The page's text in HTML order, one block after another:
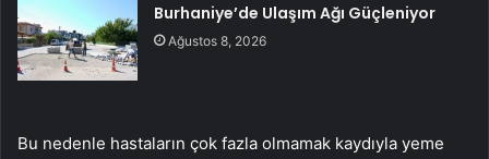
Burhaniye’de Ulaşım Ağı Güçleniyor
Ağustos 8, 2026
Bu nedenle hastaların çok fazla olmamak kaydıyla yeme